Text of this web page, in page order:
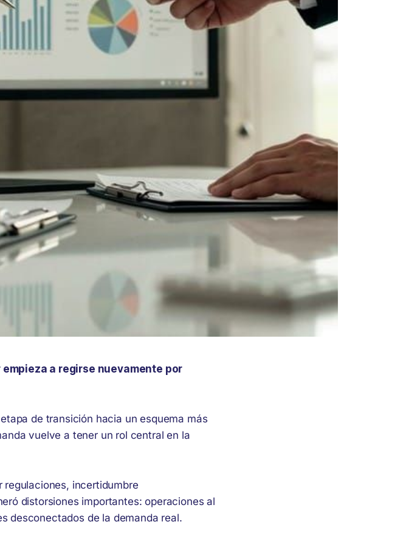
a regirse nuevamente por
de transición hacia un esquema más
vuelve a tener un rol central en la
incertidumbre
distorsiones importantes: operaciones al
desconectados de la demanda real.